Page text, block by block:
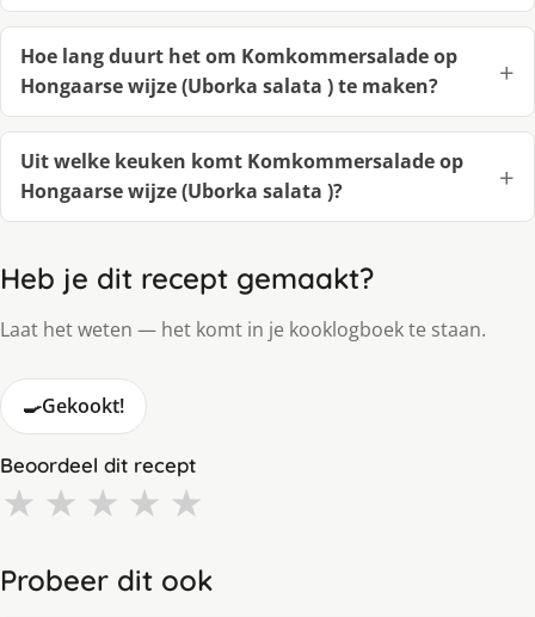
Hoe lang duurt het om Komkommersalade op
Hongaarse wijze (Uborka salata ) te maken?
Uit welke keuken komt Komkommersalade op
Hongaarse wijze (Uborka salata )?
Heb je dit recept gemaakt?
Laat het weten — het komt in je kooklogboek te staan.
🍳Gekookt!
Beoordeel dit recept
★ ★ ★ ★ ★
Probeer dit ook